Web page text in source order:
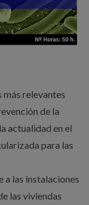
relevantes
de la
actualidad en el
para las
a las instalaciones
las viviendas